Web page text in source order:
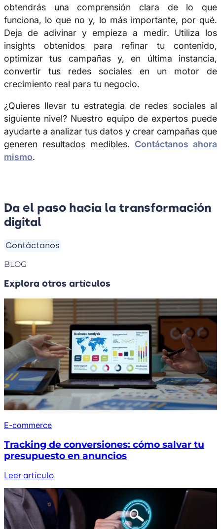
obtendrás una comprensión clara de lo que
funciona, lo que no y, lo más importante, por qué.
Deja de adivinar y empieza a medir. Utiliza los
insights obtenidos para refinar tu contenido,
optimizar tus campañas y, en última instancia,
convertir tus redes sociales en un motor de
crecimiento real para tu negocio.
¿Quieres llevar tu estrategia de redes sociales al
siguiente nivel? Nuestro equipo de expertos puede
ayudarte a analizar tus datos y crear campañas que
generen resultados medibles. Contáctanos ahora
mismo.
Da el paso hacia la transformación
digital
Contáctanos
BLOG
Explora otros artículos
E-commerce
Tracking de conversiones: cómo salvar tu
presupuesto en anuncios
Leer artículo